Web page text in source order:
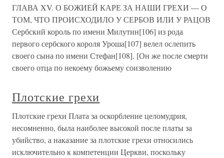
ГЛАВА XV. О БОЖИЕЙ КАРЕ ЗА НАШИ ГРЕХИ — О
ТОМ, ЧТО ПРОИСХОДИЛО У СЕРБОВ ИЛИ У РАЦОВ
Сербский король по имени Милутин[106] из рода
первого сербского короля Уроша[107] велел ослепить
своего сына по имени Стефан[108]. [Он же после смерти
своего отца по некоему божьему соизволению
Плотские грехи
Плотские грехи Плата за оскорбление целомудрия,
несомненно, была наиболее высокой после платы за
убийство, а наказание за плотские грехи относились
исключительно к компетенции Церкви, поскольку